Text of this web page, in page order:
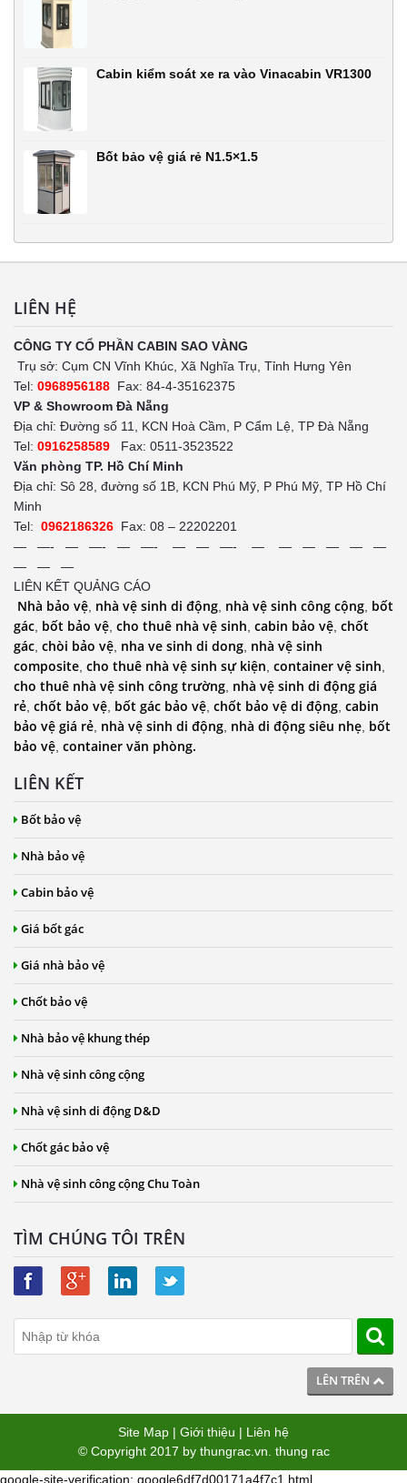
Cabin kiểm soát xe ra vào Vinacabin VR1300
Bốt bảo vệ giá rẻ N1.5×1.5
LÊN TRÊN
LIÊN HỆ
CÔNG TY CỔ PHẦN CABIN SAO VÀNG
Trụ sở: Cụm CN Vĩnh Khúc, Xã Nghĩa Trụ, Tỉnh Hưng Yên
Tel: 0968956188 Fax: 84-4-35162375
VP & Showroom Đà Nẵng
Địa chỉ: Đường số 11, KCN Hoà Cầm, P Cẩm Lệ, TP Đà Nẵng
Tel: 0916258589 Fax: 0511-3523522
Văn phòng TP. Hồ Chí Minh
Địa chỉ: Sô 28, đường số 1B, KCN Phú Mỹ, P Phú Mỹ, TP Hồ Chí
Minh
Tel: 0962186326 Fax: 08 – 22202201
— —- — —- — —- — — —- — — — — — —
— — —
LIÊN KẾT QUẢNG CÁO
Nhà bảo vệ nhà vệ sinh di động nhà vệ sinh công cộng bốt
gác bốt bảo vệ cho thuê nhà vệ sinh cabin bảo vệ chốt
gác chòi bảo vệ nha ve sinh di dong nhà vệ sinh
composite cho thuê nhà vệ sinh sự kiện container vệ sinh
cho thuê nhà vệ sinh công trường nhà vệ sinh di động giá
rẻ chốt bảo vệ bốt gác bảo vệ chốt bảo vệ di động cabin
bảo vệ giá rẻ nhà vệ sinh di động nhà di động siêu nhẹ bốt
bảo vệ container văn phòng.
LIÊN KẾT
Bốt bảo vệ
Nhà bảo vệ
Cabin bảo vệ
Giá bốt gác
Giá nhà bảo vệ
Chốt bảo vệ
Nhà bảo vệ khung thép
Nhà vệ sinh công cộng
Nhà vệ sinh di động D&D
Chốt gác bảo vệ
Nhà vệ sinh công cộng Chu Toàn
TÌM CHÚNG TÔI TRÊN
Site Map | Giới thiệu | Liên hệ
© Copyright 2017 by thungrac.vn thung rac
google-site-verification: google6df7d00171a4f7c1.html